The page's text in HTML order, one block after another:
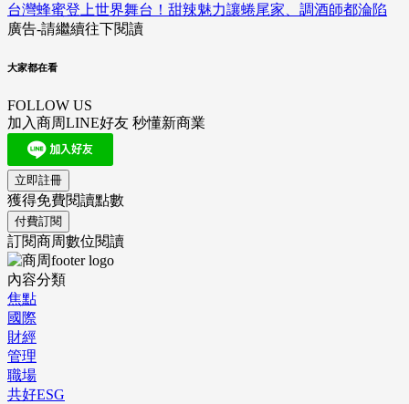
台灣蜂蜜登上世界舞台！甜辣魅力讓蜷尾家、調酒師都淪陷
廣告-請繼續往下閱讀
大家都在看
FOLLOW US
加入商周LINE好友 秒懂新商業
立即註冊
獲得免費閱讀點數
付費訂閱
訂閱商周數位閱讀
內容分類
焦點
國際
財經
管理
職場
共好ESG